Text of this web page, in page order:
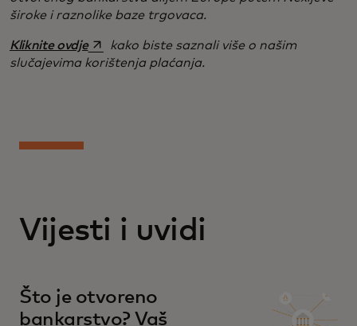
široke i raznolike baze trgovaca.
Kliknite ovdjeopens in a new tab
kako biste saznali više o našim
slučajevima korištenja plaćanja.
Vijesti i uvidi
Što je otvoreno
bankarstvo? Vaš